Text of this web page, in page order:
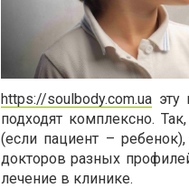
https://soulbody.com.ua эту
подходят комплексно.
(если пациент –
докторов разных
лечение в клинике.